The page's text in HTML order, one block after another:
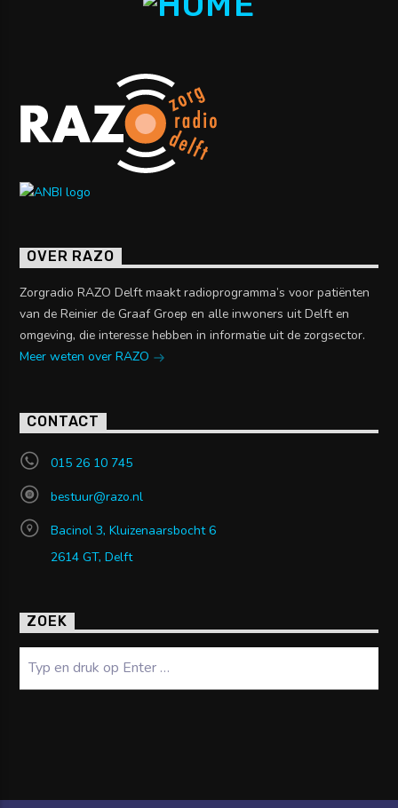
OVER RAZO
Zorgradio RAZO Delft maakt radioprogramma’s voor patiënten
van de Reinier de Graaf Groep en alle inwoners uit Delft en
omgeving, die interesse hebben in informatie uit de zorgsector.
Meer weten over RAZO
CONTACT
015 26 10 745
bestuur@razo.nl
Bacinol 3, Kluizenaarsbocht 6
2614 GT, Delft
ZOEK